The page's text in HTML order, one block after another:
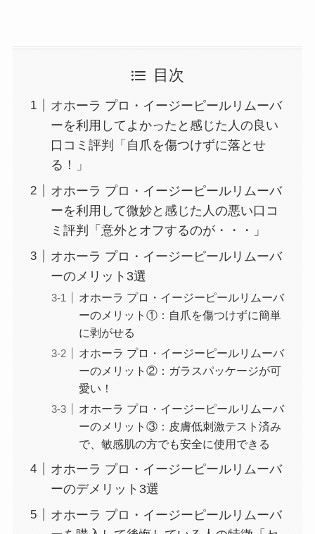
目次
オホーラ プロ・イージーピールリムーバ
ーを利用してよかったと感じた人の良い
口コミ評判「自爪を傷つけずに落とせ
る！」
オホーラ プロ・イージーピールリムーバ
ーを利用して微妙と感じた人の悪い口コ
ミ評判「意外とオフするのが・・・」
オホーラ プロ・イージーピールリムーバ
ーのメリット3選
オホーラ プロ・イージーピールリムーバ
ーのメリット①：自爪を傷つけずに簡単
に剥がせる
オホーラ プロ・イージーピールリムーバ
ーのメリット②：ガラスパッケージが可
愛い！
オホーラ プロ・イージーピールリムーバ
ーのメリット③：皮膚低刺激テスト済み
で、敏感肌の方でも安全に使用できる
オホーラ プロ・イージーピールリムーバ
ーのデメリット3選
オホーラ プロ・イージーピールリムーバ